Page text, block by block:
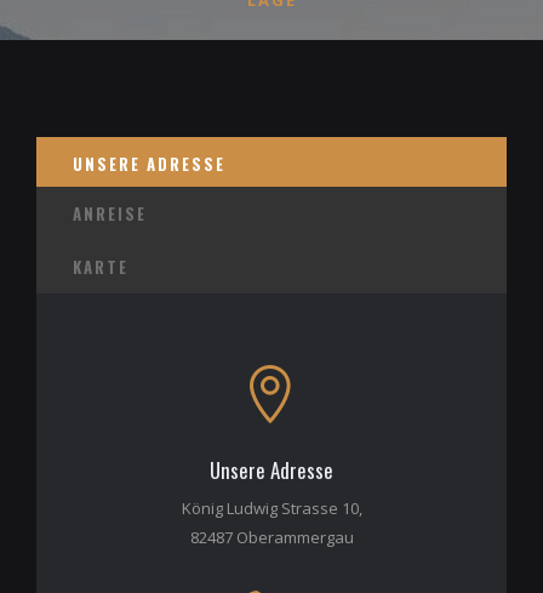
UNSERE ADRESSE
ANREISE
KARTE
Unsere Adresse
König Ludwig Strasse 10,
82487 Oberammergau